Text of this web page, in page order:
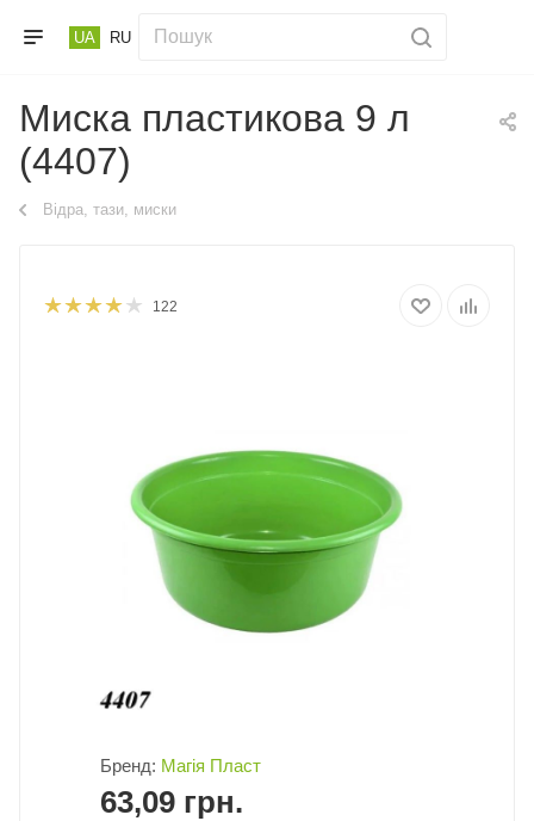
UA RU
Миска пластикова 9 л
(4407)
Відра, тази, миски
122
Бренд: Магія Пласт
63,09 грн.